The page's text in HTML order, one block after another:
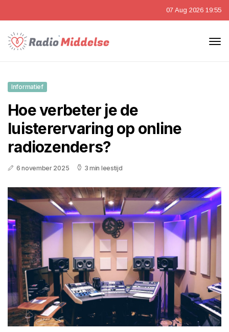
07 Aug 2026 19:55
Informatief
Hoe verbeter je de
luisterervaring op online
radiozenders?
6 november 2025 3 min leestijd